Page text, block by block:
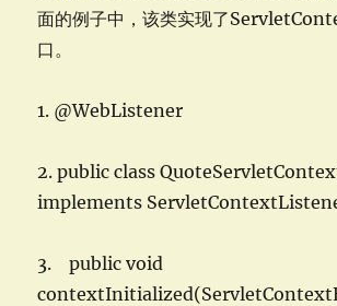
面的例子中，该类实现了
口。
1. @WebListener
2. public class
implements
3. public void